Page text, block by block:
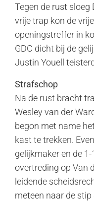
Tegen de rust sloeg
vrije trap kon de
openingstreffer in
GDC dicht bij de
Justin Youell
Strafschop
Na de rust bracht
Wesley van der
begon met name
kast te trekken.
gelijkmaker en de
overtreding op Van
leidende
meteen naar de